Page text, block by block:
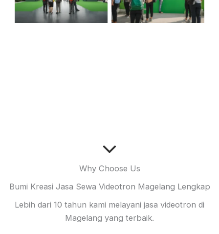
Why Choose Us
Bumi Kreasi Jasa Sewa Videotron Magelang Lengkap
Lebih dari 10 tahun kami melayani jasa videotron di
Magelang yang terbaik.